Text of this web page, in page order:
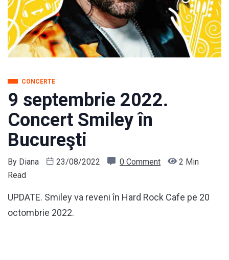
CONCERTE
9 septembrie 2022.
Concert Smiley în
Bucureşti
By Diana 23/08/2022 0 Comment
2 Min
Read
UPDATE. Smiley va reveni în Hard Rock Cafe pe 20
octombrie 2022.